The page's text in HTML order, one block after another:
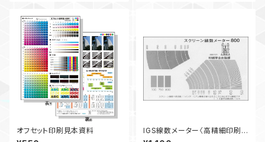
オフセット印刷見本資料
IGS線数メーター〈高精細印刷
物対応〉